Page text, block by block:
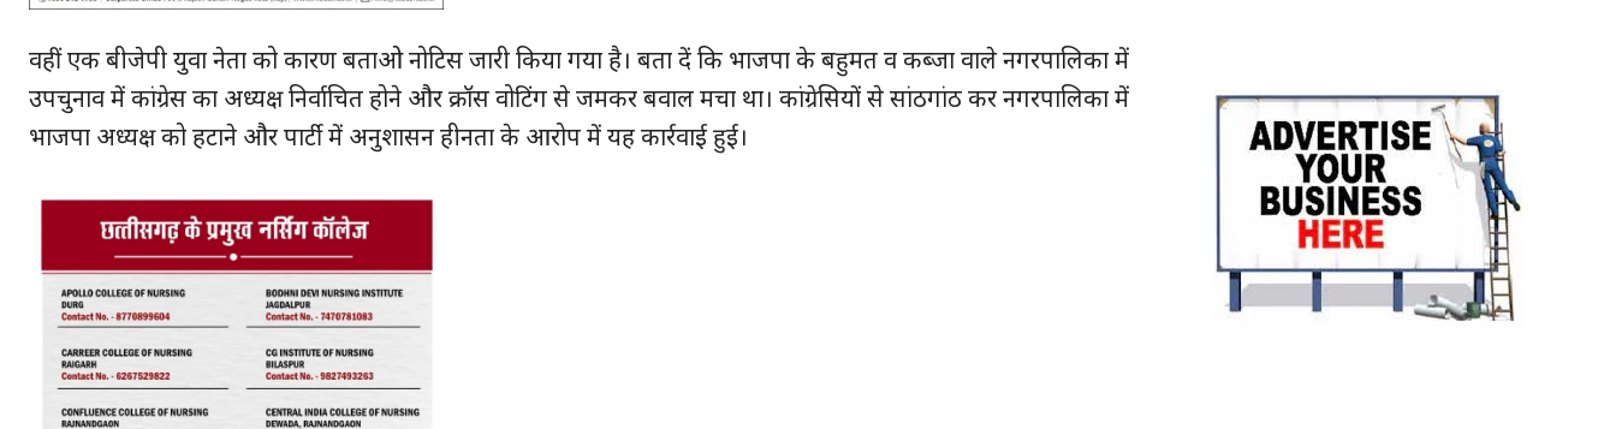
वहीं एक बीजेपी युवा नेता को कारण बताओ नोटिस जारी किया गया है। बता दें कि भाजपा के बहुमत व कब्जा वाले नगरपालिका में
उपचुनाव में कांग्रेस का अध्यक्ष निर्वाचित होने और क्रॉस वोटिंग से जमकर बवाल मचा था। कांग्रेसियों से सांठगांठ कर नगरपालिका में
भाजपा अध्यक्ष को हटाने और पार्टी में अनुशासन हीनता के आरोप में यह कार्रवाई हुई।